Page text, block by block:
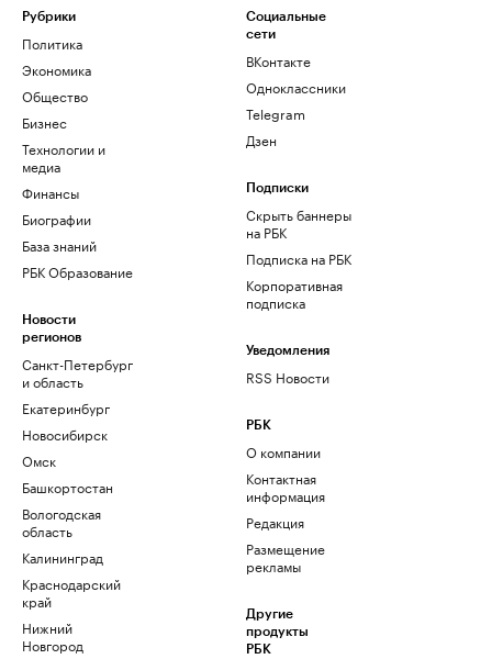
Рубрики
Политика
Экономика
Общество
Бизнес
Технологии и
медиа
Финансы
Биографии
База знаний
РБК Образование
Новости
регионов
Санкт-Петербург
и область
Екатеринбург
Новосибирск
Омск
Башкортостан
Вологодская
область
Калининград
Краснодарский
край
Нижний
Новгород
Социальные
сети
ВКонтакте
Одноклассники
Telegram
Дзен
Подписки
Скрыть баннеры
на РБК
Подписка на РБК
Корпоративная
подписка
Уведомления
RSS Новости
РБК
О компании
Контактная
информация
Редакция
Размещение
рекламы
Другие
продукты
РБК